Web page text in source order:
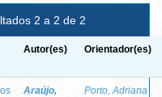
2 a 2 de 2
Autor(es) Orientador(es)
Araújo,
Porto, Adriana